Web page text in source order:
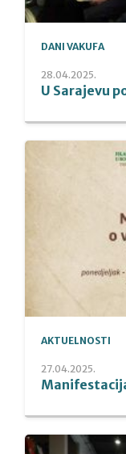
DANI VAKUFA
28.04.2025.
U Sarajevu
AKTUELNOSTI
27.04.2025.